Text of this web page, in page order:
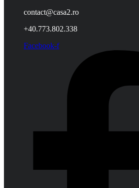
contact@casa2.ro
+40.773.802.338
Facebook-f